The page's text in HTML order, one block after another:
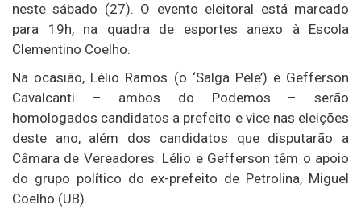
neste sábado (27). O evento eleitoral está marcado
para 19h, na quadra de esportes anexo à Escola
Clementino Coelho.
Na ocasião, Lélio Ramos (o ‘Salga Pele’) e Gefferson
Cavalcanti – ambos do Podemos – serão
homologados candidatos a prefeito e vice nas eleições
deste ano, além dos candidatos que disputarão a
Câmara de Vereadores. Lélio e Gefferson têm o apoio
do grupo político do ex-prefeito de Petrolina, Miguel
Coelho (UB).